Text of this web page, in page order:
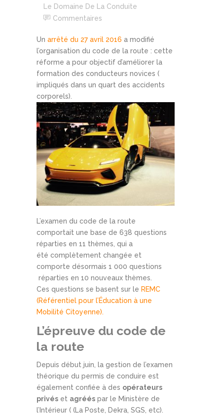
Le Domaine De La Conduite
Commentaires
Un arrêté du 27 avril 2016 a modifié
l’organisation du code de la route : cette
réforme a pour objectif d’améliorer la
formation des conducteurs novices (
impliqués dans un quart des accidents
corporels).
L’examen du code de la route
comportait une base de 638 questions
réparties en 11 thèmes, qui a
été complètement changée et
comporte désormais 1 000 questions
réparties en 10 nouveaux thèmes.
Ces questions se basent sur le REMC
(Référentiel pour l’Éducation à une
Mobilité Citoyenne).
L’épreuve du code de
la route
Depuis début juin, la gestion de l’examen
théorique du permis de conduire est
également confiée à des opérateurs
privés et agréés par le Ministère de
l’Intérieur ( (La Poste, Dekra, SGS, etc).